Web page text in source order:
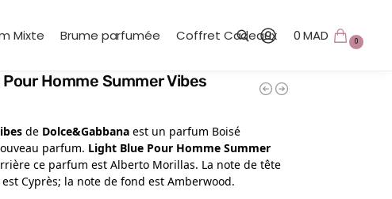
Mixte Brume parfumée Coffret Cadeaux
Recherche
0MAD 0
Homme Summer Vibes
de Dolce&Gabbana est un parfum Boisé
parfum. Light Blue Pour Homme Summer
ce parfum est Alberto Morillas. La note de tête
Cyprès; la note de fond est Amberwood.